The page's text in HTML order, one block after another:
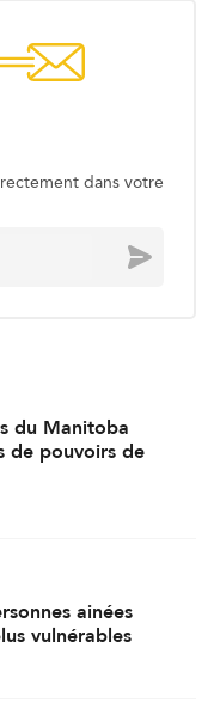
dans votre
Envoyer
du Manitoba
de pouvoirs de
ainées
vulnérables